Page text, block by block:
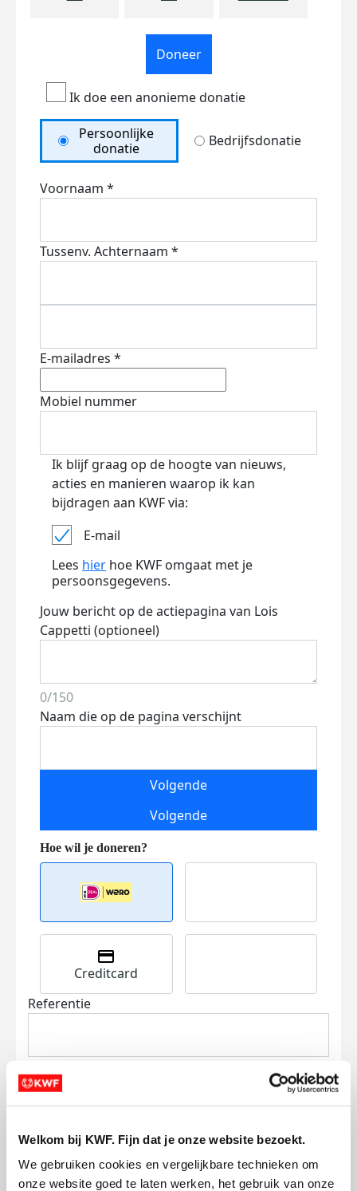
Welkom bij KWF. Fijn dat je onze website bezoekt.
We gebruiken cookies en vergelijkbare technieken om
onze website goed te laten werken, het gebruik van onze
Doneer
Ik doe een anonieme donatie
Persoonlijke
donatie
Bedrijfsdonatie
Voornaam *
Tussenv. Achternaam *
E-mailadres *
Mobiel nummer
Ik blijf graag op de hoogte van nieuws,
acties en manieren waarop ik kan
bijdragen aan KWF via:
E-mail
Lees hier hoe KWF omgaat met je
persoonsgegevens.
Jouw bericht op de actiepagina van Lois
Cappetti (optioneel)
0/150
Naam die op de pagina verschijnt
Volgende
Volgende
Creditcard
Referentie
Ik wil bijdragen aan de transactiekosten
en betaal €0.75 extra.